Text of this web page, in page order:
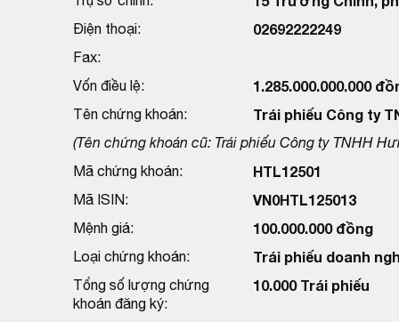
Điện thoại: 02692222249
Fax:
Vốn điều lệ:
1.285.000.000.000
Tên chứng khoán: Trái phiếu Công ty
(Tên chứng khoán cũ: Trái phiếu Công ty TNHH
Mã chứng khoán:
HTL12501
Mã ISIN: VN0HTL125013
Mệnh giá: 100.000.000 đồng
Loại chứng khoán: Trái phiếu doanh
Tổng số lượng chứng
khoán đăng ký:
10.000 Trái phiếu